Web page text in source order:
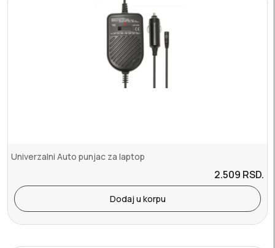
Univerzalni Auto punjac za laptop
2.509 RSD.
Dodaj u korpu